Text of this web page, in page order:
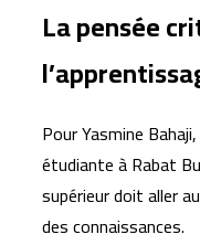
La pensée
Pour Yasmine
étudiante à Rabat
supérieur doit aller
des connaissances.